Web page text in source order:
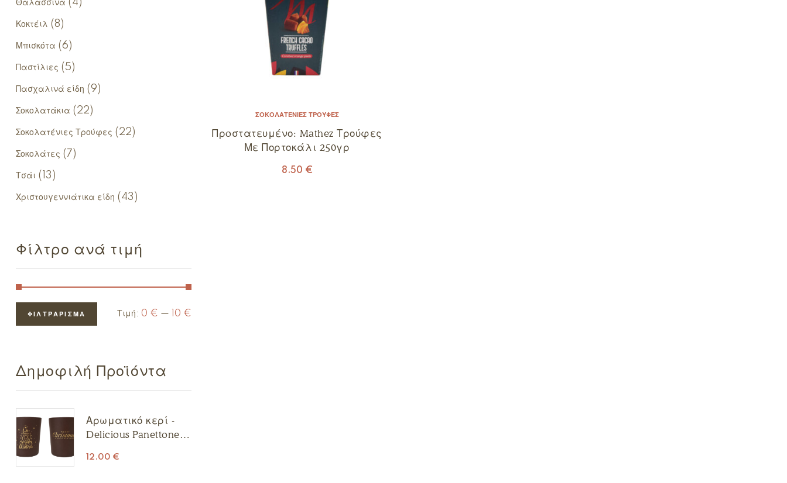
ΣΟΚΟΛΑΤΈΝΙΕΣ ΤΡΟΎΦΕΣ
Πρoστατευμένο: Mathez Τρούφες
Με Πορτοκάλι 250γρ
8.50 €
Θαλασσινά (4)
Κοκτέιλ (8)
Μπισκότα (6)
Παστίλιες (5)
Πασχαλινά είδη (9)
Σοκολατάκια (22)
Σοκολατένιες Τρούφες (22)
Σοκολάτες (7)
Τσάι (13)
Χριστουγεννιάτικα είδη (43)
Φίλτρο ανά τιμή
ΦΙΛΤΡΆΡΙΣΜΑ Τιμή: 0 € — 10 €
Δημοφιλή Προϊόντα
Αρωματικό κερί -
Delicious Panettone
12.00 €